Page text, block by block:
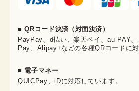
■ QRコード決済（対面決済）
PayPay、d払い、楽天ペイ、au PAY
Pay、Alipay+などの各種QRコードに対
■ 電子マネー
QUICPay、iDに対応しています。